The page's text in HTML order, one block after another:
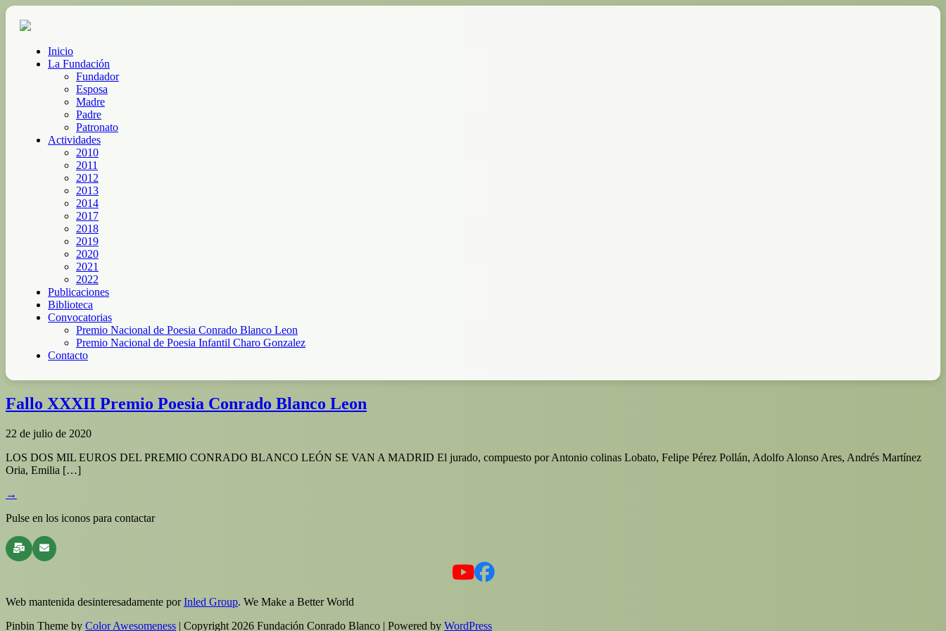
Inicio
La Fundación
Fundador
Esposa
Madre
Padre
Patronato
Actividades
2010
2011
2012
2013
2014
2017
2018
2019
2020
2021
2022
Publicaciones
Biblioteca
Convocatorias
Premio Nacional de Poesia Conrado Blanco Leon
Premio Nacional de Poesia Infantil Charo Gonzalez
Contacto
Fallo XXXII Premio Poesia Conrado Blanco Leon
22 de julio de 2020
LOS DOS MIL EUROS DEL PREMIO CONRADO BLANCO LEÓN SE VAN A MADRID El jurado, compuesto por Antonio colinas Lobato, Felipe Pérez Pollán, Adolfo Alonso Ares, Andrés Martínez
Oria, Emilia […]
→
Pulse en los iconos para contactar
Web mantenida desinteresadamente porInled Group. We Make a Better World
Pinbin Theme by Color Awesomeness | Copyright 2026 Fundación Conrado Blanco | Powered by WordPress